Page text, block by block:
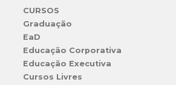
CURSOS
Graduação
EaD
Educação Corporativa
Educação Executiva
Cursos Livres